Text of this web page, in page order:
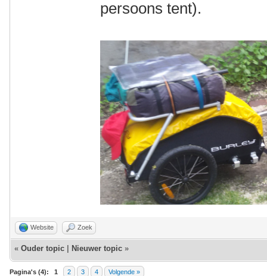
persoons tent).
Website Zoek
« Ouder topic Nieuwer topic »
Pagina's (4): 1 2 3 4 Volgende »